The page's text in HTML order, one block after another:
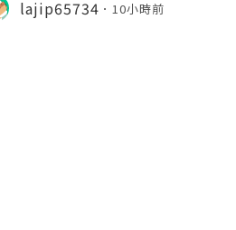
subscriptio
lajip65734 10小時前